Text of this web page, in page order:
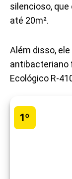
silencioso,
até 20m².
Além disso,
antibacteriano
Ecológico R-
1º